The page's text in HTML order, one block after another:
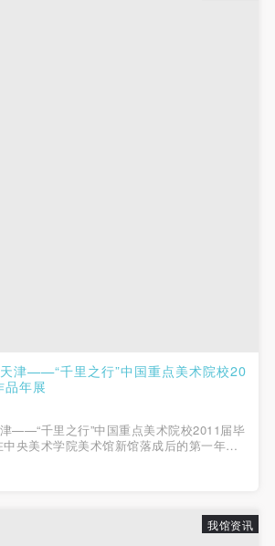
津——“千里之行”中国重点美术院校20
品年展
——“千里之行”中国重点美术院校2011届毕
央美术学院美术馆新馆落成后的第一年
月-7月），我馆举办了第一届“千里之行
作品展”并同时出版了作品集。展览精选出
我馆资讯